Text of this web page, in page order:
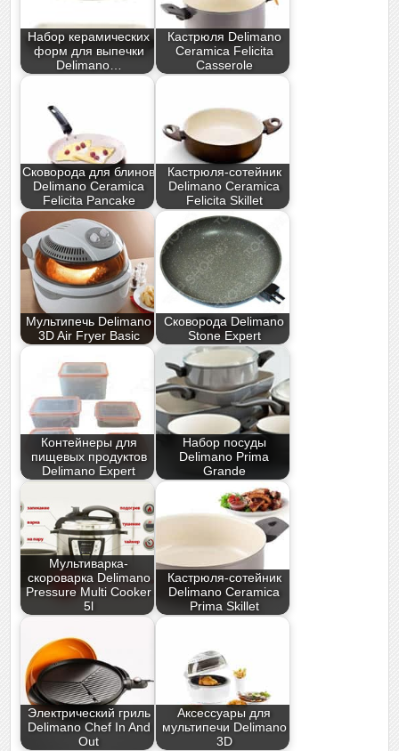
Набор керамических
форм для выпечки
Delimano…
Кастрюля Delimano
Ceramica Felicita
Casserole
Сковорода для блинов
Delimano Ceramica
Felicita Pancake
Кастрюля-сотейник
Delimano Ceramica
Felicita Skillet
Мультипечь Delimano
3D Air Fryer Basic
Сковорода Delimano
Stone Expert
Контейнеры для
пищевых продуктов
Delimano Expert
Набор посуды
Delimano Prima
Grande
Мультиварка-
скороварка Delimano
Pressure Multi Cooker
5l
Кастрюля-сотейник
Delimano Ceramica
Prima Skillet
Электрический гриль
Delimano Chef In And
Out
Аксессуары для
мультипечи Delimano
3D